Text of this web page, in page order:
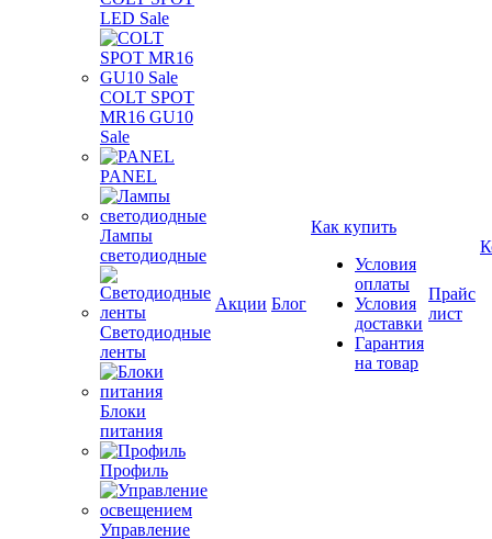
LED Sale
COLT SPOT
MR16 GU10
Sale
PANEL
Лампы
светодиодные
Светодиодные
ленты
Блоки
питания
Профиль
Управление
Акции Блог
Как купить
Условия
оплаты
Условия
доставки
Гарантия
на товар
Прайс
лист